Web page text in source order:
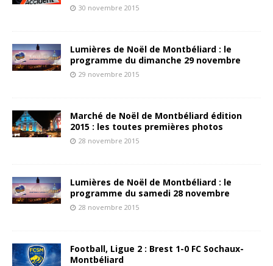
30 novembre 2015
Lumières de Noël de Montbéliard : le
programme du dimanche 29 novembre
29 novembre 2015
Marché de Noël de Montbéliard édition
2015 : les toutes premières photos
28 novembre 2015
Lumières de Noël de Montbéliard : le
programme du samedi 28 novembre
28 novembre 2015
Football, Ligue 2 : Brest 1-0 FC Sochaux-
Montbéliard